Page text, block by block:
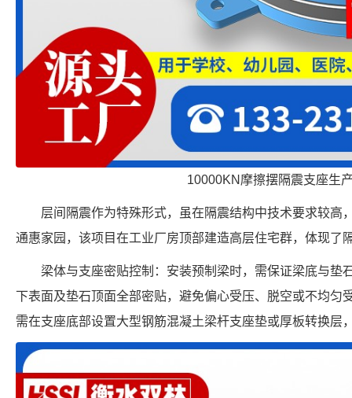
10000KN摩擦摆隔震支座生
层间隔震作为特殊形式，虽在隔震结构中技术要求较高
通惠家园，该项目在工业厂房顶部建造高层住宅群，体现了
梁体与支座密贴控制：安装预制梁时，需保证梁底与垫
下表面及垫石顶面全部密贴，避免偏心受压、脱空或不均匀
需在支座底部设置大型钢筋混凝土梁杆支座垫或厚板转换层